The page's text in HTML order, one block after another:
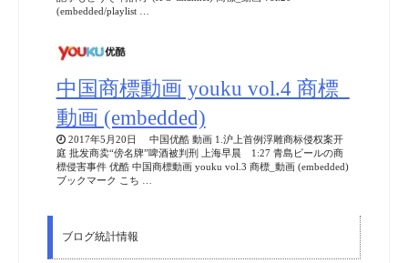
(embedded/playlist …
中国商標動画 youku vol.4 商標_
動画 (embedded)
2017年5月20日 中国优酷 動画 1.沪上首例浮雕商标侵权案开
庭 批发商卖“傍名牌”啤酒被判刑 上海早晨 1:27 青島ビールの商
標侵害事件 优酷 中国商標動画 youku vol.3 商標_動画 (embedded)
ブックマーク こち …
ブログ統計情報